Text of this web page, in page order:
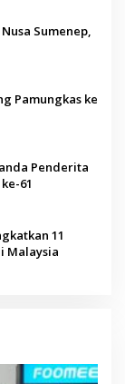
Sumenep,
Pamungkas ke
Penderita
61
11
Malaysia